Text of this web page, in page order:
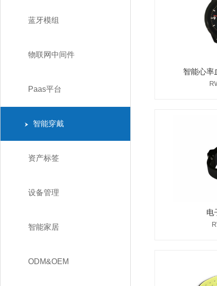
蓝牙模组
物联网中间件
Paas平台
智能穿戴
资产标签
设备管理
智能家居
ODM&OEM
智能心率
电